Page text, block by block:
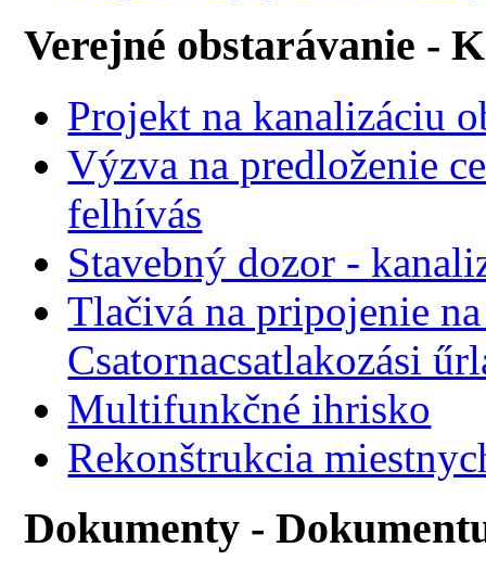
Verejné obstarávanie -
Projekt na kanalizáciu
Výzva na predloženie
felhívás
Stavebný dozor -
Tlačivá na pripojenie
Csatornacsatlakozási
Multifunkčné ihrisko
Rekonštrukcia
Dokumenty -